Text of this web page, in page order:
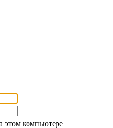
этом компьютере